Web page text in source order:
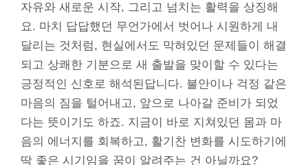
자유와 새로운 시작, 그리고 넘치는 활력을 상징해
요. 마치 답답했던 무언가에서 벗어나 시원하게 내
달리는 것처럼, 현실에서도 막혀있던 문제들이 해결
되고 상쾌한 기분으로 새 출발을 맞이할 수 있다는
긍정적인 신호로 해석된답니다. 불안이나 걱정 같은
마음의 짐을 털어내고, 앞으로 나아갈 준비가 되었
다는 뜻이기도 하죠. 지금이 바로 지쳐있던 몸과 마
음의 에너지를 회복하고, 활기찬 변화를 시도하기에
딱 좋은 시기임을 꿈이 알려주는 건 아닐까요?